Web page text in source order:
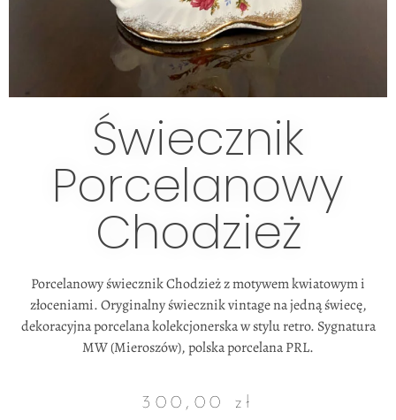
Świecznik
Porcelanowy
Chodzież
Porcelanowy świecznik Chodzież z motywem kwiatowym i
złoceniami. Oryginalny świecznik vintage na jedną świecę,
dekoracyjna porcelana kolekcjonerska w stylu retro. Sygnatura
MW (Mieroszów), polska porcelana PRL.
300,00 zł